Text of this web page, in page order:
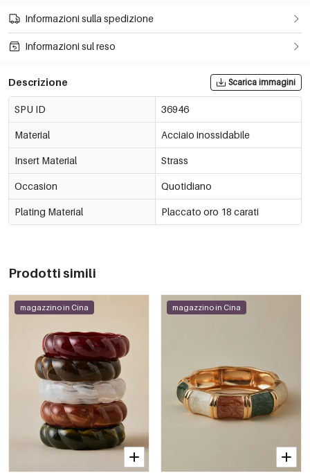
Informazioni sulla spedizione
Informazioni sul reso
Descrizione Scarica immagini
SPU ID 36946
Material Acciaio inossidabile
Insert Material Strass
Occasion Quotidiano
Plating Material Placcato oro 18 carati
Prodotti simili
magazzino in Cina magazzino in Cina